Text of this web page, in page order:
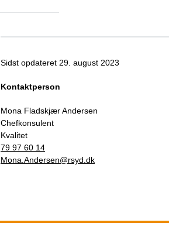
Sidst opdateret 29. august 2023
Kontaktperson
Mona Fladskjær Andersen
Chefkonsulent
Kvalitet
79 97 60 14
Mona.Andersen@rsyd.dk